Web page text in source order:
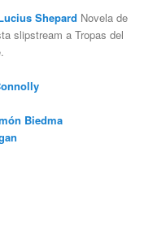
Shepard Novela de
slipstream a Tropas del
Biedma